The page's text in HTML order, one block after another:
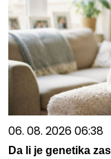
06. 08. 2026 06:38
Da li je genetika